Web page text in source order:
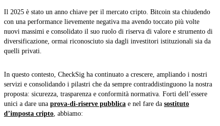
Il 2025 è stato un anno chiave per il mercato cripto. Bitcoin sta chiudendo
con una performance lievemente negativa ma avendo toccato più volte
nuovi massimi e consolidato il suo ruolo di riserva di valore e strumento di
diversificazione, ormai riconosciuto sia dagli investitori istituzionali sia da
quelli privati.
In questo contesto, CheckSig ha continuato a crescere, ampliando i nostri
servizi e consolidando i pilastri che da sempre contraddistinguono la nostra
proposta: sicurezza, trasparenza e conformità normativa. Forti dell’essere
unici a dare una prova-di-riserve pubblica e nel fare da sostituto
d’imposta cripto, abbiamo: